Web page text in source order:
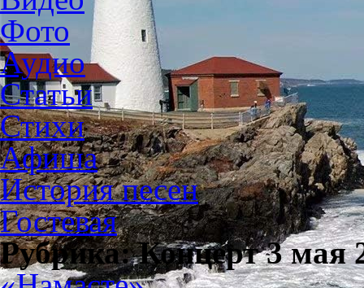
Фото
Аудио
Статьи
Стихи
Афиша
История песен
Гостевая
Рубрика: Концерт 3 мая